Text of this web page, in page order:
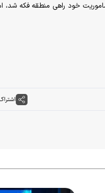
برای تکمیل ماموریت خود راهی منطقه فکه